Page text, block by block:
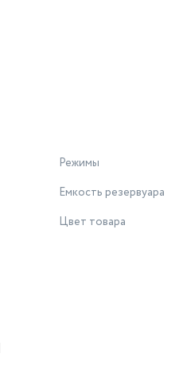
чистки языка
Режимы
Емкость резервуара
Цвет товара